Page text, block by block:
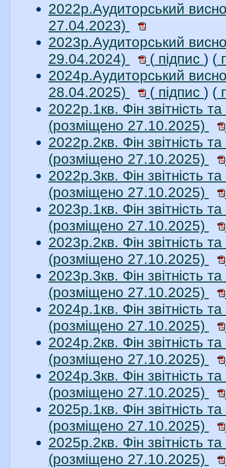
2022р.Аудиторський
27.04.2023)
2023р.Аудиторський
29.04.2024)
( підпис ) (
2024р.Аудиторський
28.04.2025)
( підпис ) (
2022р.1кв. Фін звітність
(розміщено 27.10.2025)
2022р.2кв. Фін звітність
(розміщено 27.10.2025)
2022р.3кв. Фін звітність
(розміщено 27.10.2025)
2023р.1кв. Фін звітність
(розміщено 27.10.2025)
2023р.2кв. Фін звітність
(розміщено 27.10.2025)
2023р.3кв. Фін звітність
(розміщено 27.10.2025)
2024р.1кв. Фін звітність
(розміщено 27.10.2025)
2024р.2кв. Фін звітність
(розміщено 27.10.2025)
2024р.3кв. Фін звітність
(розміщено 27.10.2025)
2025р.1кв. Фін звітність
(розміщено 27.10.2025)
2025р.2кв. Фін звітність
(розміщено 27.10.2025)